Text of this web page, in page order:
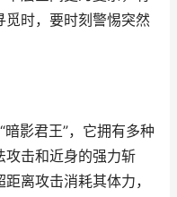
觅时，要时刻警惕突然
影君王”，它拥有多种
攻击和近身的强力斩
离攻击消耗其体力，